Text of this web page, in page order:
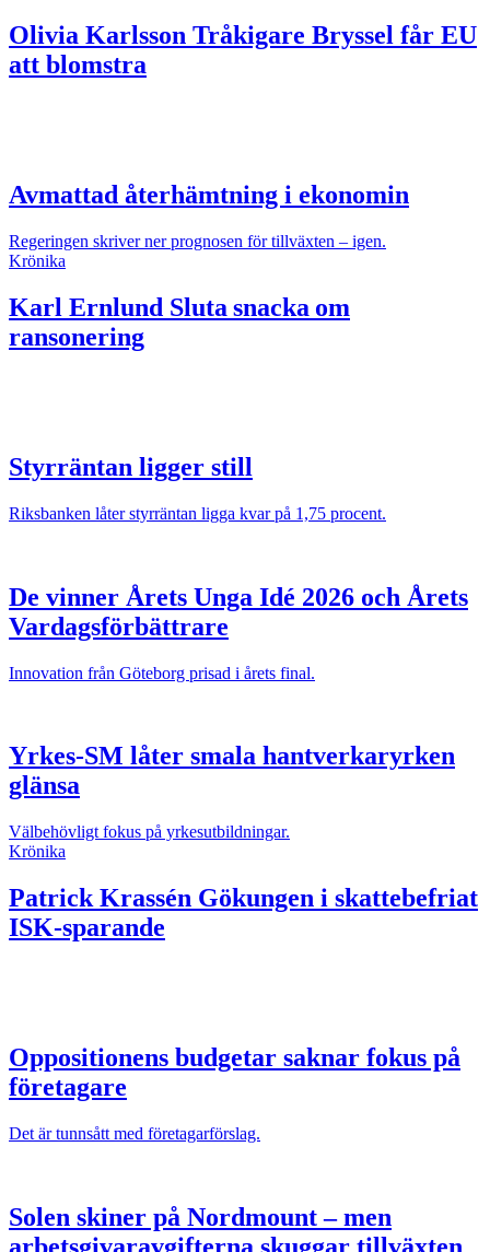
Olivia Karlsson Tråkigare Bryssel får EU
att blomstra
Avmattad återhämtning i ekonomin
Regeringen skriver ner prognosen för tillväxten – igen.
Krönika
Karl Ernlund Sluta snacka om
ransonering
Styrräntan ligger still
Riksbanken låter styrräntan ligga kvar på 1,75 procent.
De vinner Årets Unga Idé 2026 och Årets
Vardagsförbättrare
Innovation från Göteborg prisad i årets final.
Yrkes-SM låter smala hantverkaryrken
glänsa
Välbehövligt fokus på yrkesutbildningar.
Krönika
Patrick Krassén Gökungen i skattebefriat
ISK-sparande
Oppositionens budgetar saknar fokus på
företagare
Det är tunnsått med företagarförslag.
Solen skiner på Nordmount – men